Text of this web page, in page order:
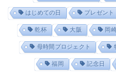
はじめての日 プレゼント
乾杯 大阪 岡
母時間プロジェクト
福岡 記念日